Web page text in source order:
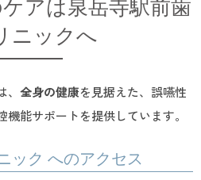
アは泉岳寺駅前歯
ニックへ
全身の健康を見据えた、誤嚥性
能サポートを提供しています。
ック へのアクセス